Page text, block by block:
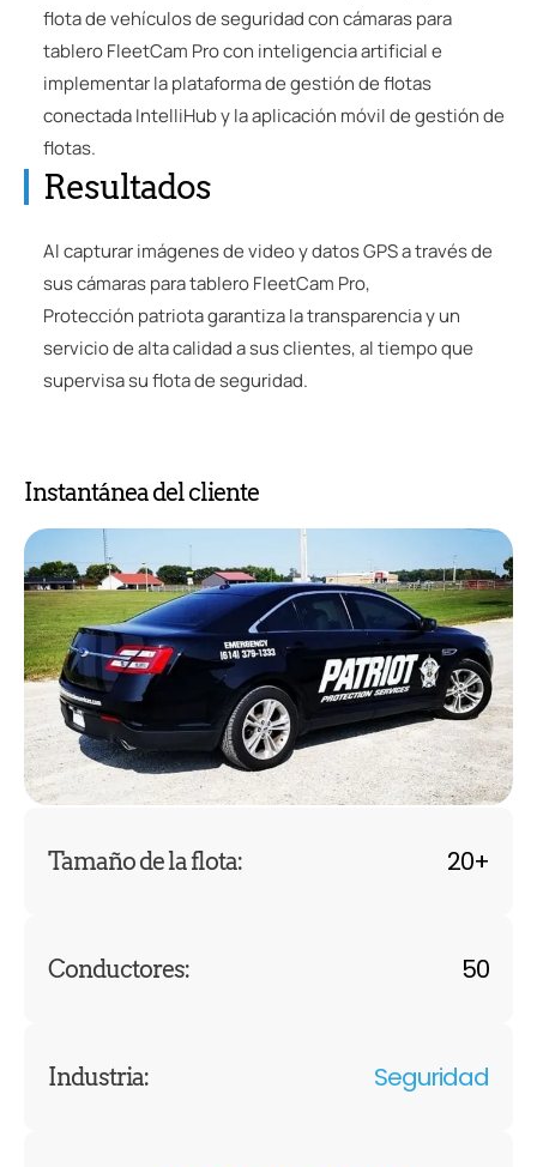
flota de vehículos de seguridad con cámaras para
tablero FleetCam Pro con inteligencia artificial e
implementar la plataforma de gestión de flotas
conectada IntelliHub y la aplicación móvil de gestión de
flotas.
Resultados
Al capturar imágenes de video y datos GPS a través de
sus cámaras para tablero FleetCam Pro,
Protección patriotagarantiza la transparencia y un
servicio de alta calidad a sus clientes, al tiempo que
supervisa su flota de seguridad.
Instantánea del cliente
Tamaño de la flota: 20+
Conductores: 50
Industria: Seguridad